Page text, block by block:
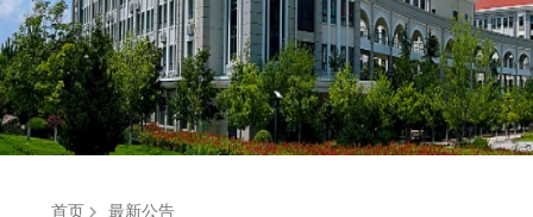
首页 最新公告